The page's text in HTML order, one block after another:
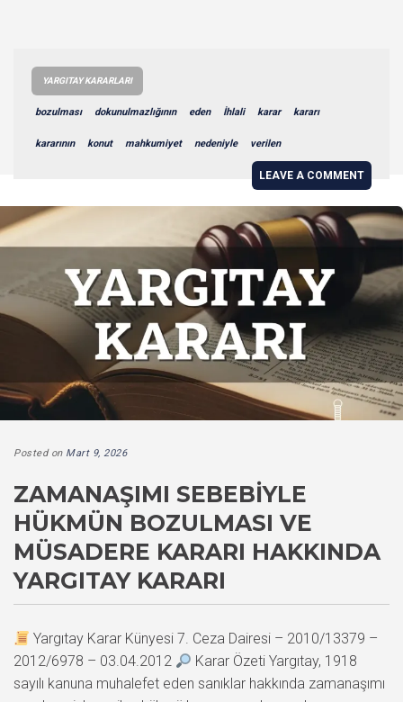
YARGITAY KARARLARI
bozulması dokunulmazlığının eden İhlali karar kararı
kararının konut mahkumiyet nedeniyle verilen
LEAVE A COMMENT
Posted on Mart 9, 2026
ZAMANAŞIMI SEBEBIYLE
HÜKMÜN BOZULMASI VE
MÜSADERE KARARI HAKKINDA
YARGITAY KARARI
Yargıtay Karar Künyesi 7. Ceza Dairesi – 2010/13379 –
2012/6978 – 03.04.2012
Karar Özeti Yargıtay, 1918
sayılı kanuna muhalefet eden sanıklar hakkında zamanaşımı